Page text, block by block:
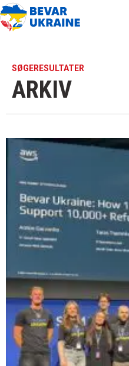
SØGERESULTATER
ARKIV